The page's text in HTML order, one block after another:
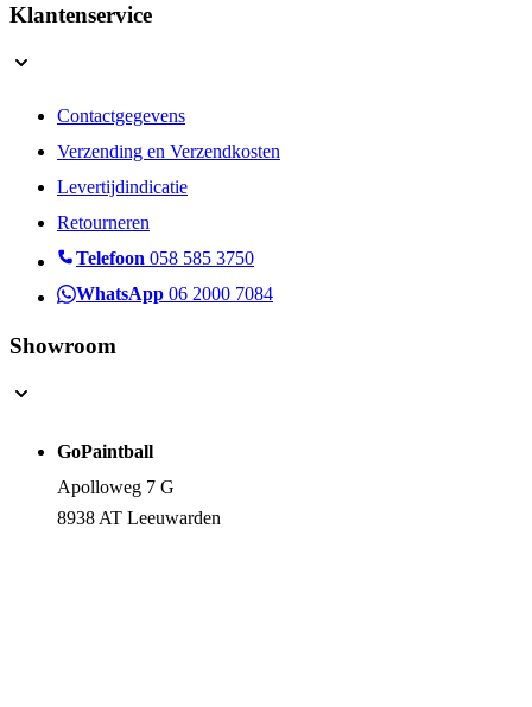
Klantenservice
Contactgegevens
Verzending en Verzendkosten
Levertijdindicatie
Retourneren
Telefoon 058 585 3750
WhatsApp 06 2000 7084
Showroom
GoPaintball
Apolloweg 7 G
8938 AT Leeuwarden